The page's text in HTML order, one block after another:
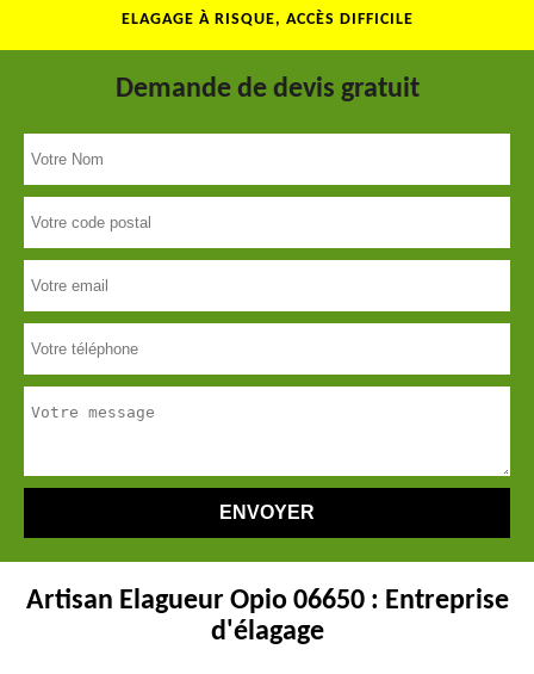
ELAGAGE À RISQUE, ACCÈS DIFFICILE
Demande de devis gratuit
Artisan Elagueur Opio 06650 : Entreprise
d'élagage